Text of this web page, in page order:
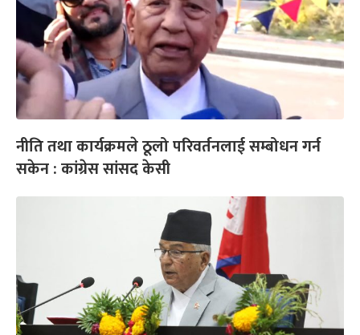
नीति तथा कार्यक्रमले ठूलो परिवर्तनलाई सम्बोधन गर्न
सकेन : कांग्रेस सांसद केसी